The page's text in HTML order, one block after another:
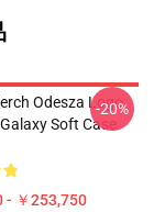
Odesza Logo
Soft Case
- ￥253,750
-20%